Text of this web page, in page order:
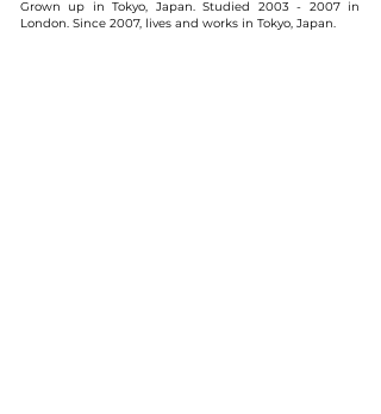
Grown up in Tokyo, Japan. Studied 2003 - 2007in
London. Since 2007, lives and works in Tokyo, Japan.